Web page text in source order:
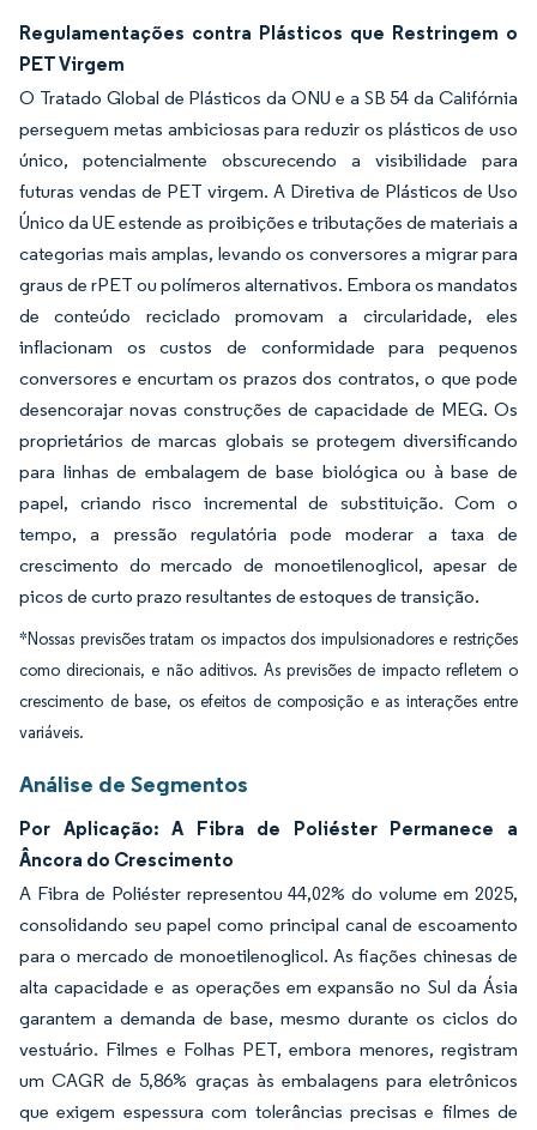
Regulamentações contra Plásticos que Restringem o
PET Virgem
O Tratado Global de Plásticos da ONU e a SB 54 da Califórnia
perseguem metas ambiciosas para reduzir os plásticos de uso
único, potencialmente obscurecendo a visibilidade para
futuras vendas de PET virgem. A Diretiva de Plásticos de Uso
Único da UE estende as proibições e tributações de materiais a
categorias mais amplas, levando os conversores a migrar para
graus de rPET ou polímeros alternativos. Embora os mandatos
de conteúdo reciclado promovam a circularidade, eles
inflacionam os custos de conformidade para pequenos
conversores e encurtam os prazos dos contratos, o que pode
desencorajar novas construções de capacidade de MEG. Os
proprietários de marcas globais se protegem diversificando
para linhas de embalagem de base biológica ou à base de
papel, criando risco incremental de substituição. Com o
tempo, a pressão regulatória pode moderar a taxa de
crescimento do mercado de monoetilenoglicol, apesar de
picos de curto prazo resultantes de estoques de transição.
*Nossas previsões tratam os impactos dos impulsionadores e restrições
como direcionais, e não aditivos. As previsões de impacto refletem o
crescimento de base, os efeitos de composição e as interações entre
variáveis.
Análise de Segmentos
Por Aplicação: A Fibra de Poliéster Permanece a
Âncora do Crescimento
A Fibra de Poliéster representou 44,02% do volume em 2025,
consolidando seu papel como principal canal de escoamento
para o mercado de monoetilenoglicol. As fiações chinesas de
alta capacidade e as operações em expansão no Sul da Ásia
garantem a demanda de base, mesmo durante os ciclos do
vestuário. Filmes e Folhas PET, embora menores, registram
um CAGR de 5,86% graças às embalagens para eletrônicos
que exigem espessura com tolerâncias precisas e filmes de